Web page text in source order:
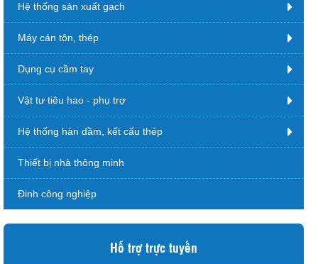
Hệ thống sản xuất gạch
Máy cán tôn, thép
Dụng cụ cầm tay
Vật tư tiêu hao - phụ trợ
Hệ thống hàn dầm, kết cấu thép
Thiết bị nhà thông minh
Đinh công nghiệp
Hỗ trợ trực tuyến